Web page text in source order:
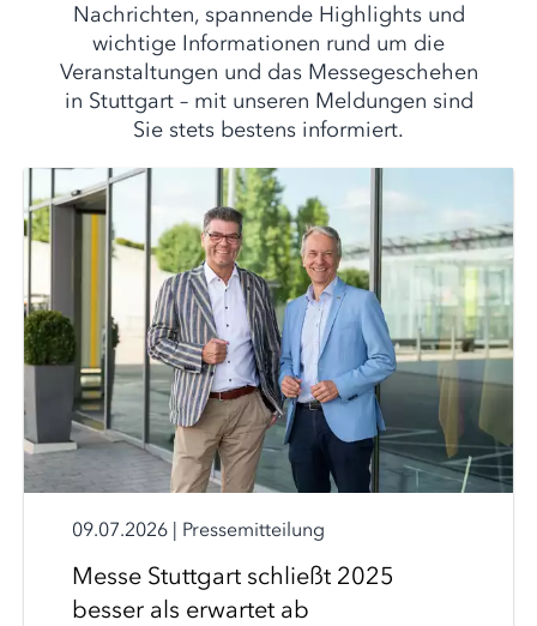
Nachrichten, spannende Highlights und
wichtige Informationen rund um die
Veranstaltungen und das Messegeschehen
in Stuttgart – mit unseren Meldungen sind
Sie stets bestens informiert.
09.07.2026 | Pressemitteilung
Messe Stuttgart schließt 2025
besser als erwartet ab